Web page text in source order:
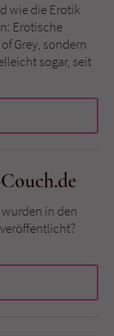
wie die Erotik
Erotische
Grey, sondern
sogar, seit
in den